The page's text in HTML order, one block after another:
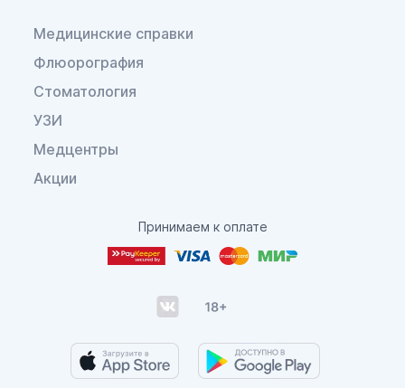
Медицинские справки
Флюорография
Стоматология
УЗИ
Медцентры
Акции
Принимаем к оплате